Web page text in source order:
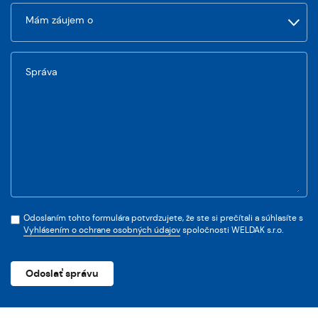
Správa
Odoslaním tohto formulára potvrdzujete, že ste si prečítali a súhlasíte s
Vyhlásením o ochrane osobných údajovspoločnosti WELDAK s.r.o.
Odoslať správu